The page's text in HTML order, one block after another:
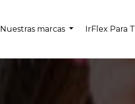
Nuestras marcas IrFlex Para